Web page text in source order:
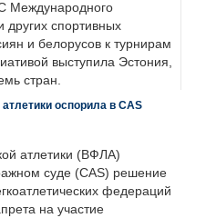
Международного
спортивных
и белорусов к турнирам
выступила Эстония,
стран.
оспорила в CAS
атлетики (ВФЛА)
суде (CAS) решение
федераций
на участие